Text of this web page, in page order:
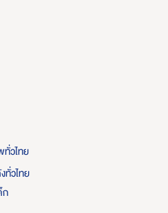
วไทย
ทั่วไทย
ก